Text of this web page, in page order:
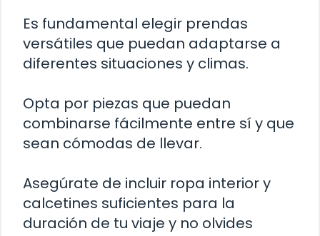
Es fundamental elegir prendas
versátiles que puedan adaptarse a
diferentes situaciones y climas.
Opta por piezas que puedan
combinarse fácilmente entre sí y que
sean cómodas de llevar.
Asegúrate de incluir ropa interior y
calcetines suficientes para la
duración de tu viaje y no olvides